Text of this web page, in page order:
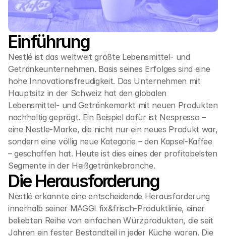
Einführung
Nestlé ist das weltweit größte Lebensmittel- und
Getränkeunternehmen. Basis seines Erfolges sind eine
hohe Innovationsfreudigkeit. Das Unternehmen mit
Hauptsitz in der Schweiz hat den globalen
Lebensmittel- und Getränkemarkt mit neuen Produkten
nachhaltig geprägt. Ein Beispiel dafür ist Nespresso –
eine Nestle-Marke, die nicht nur ein neues Produkt war,
sondern eine völlig neue Kategorie – den Kapsel-Kaffee
– geschaffen hat. Heute ist dies eines der profitabelsten
Segmente in der Heißgetränkebranche.
Die Herausforderung
Nestlé erkannte eine entscheidende Herausforderung
innerhalb seiner MAGGI fix&frisch-Produktlinie, einer
beliebten Reihe von einfachen Würzprodukten, die seit
Jahren ein fester Bestandteil in jeder Küche waren. Die